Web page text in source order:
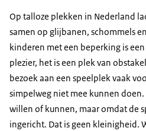
Op talloze plekken in Nederland
samen op glijbanen, schommels
kinderen met een beperking is
plezier, het is een plek van
bezoek aan een speelplek vaak
simpelweg niet mee kunnen
willen of kunnen, maar omdat de
ingericht. Dat is geen kleinigheid.